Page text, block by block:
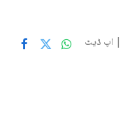
| اپ ڈیٹ